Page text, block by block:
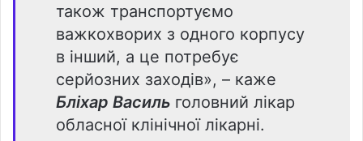
також транспортуємо
важкохворих з одного корпусу
в інший, а це потребує
серйозних заходів», – каже
Бліхар Василь головний лікар
обласної клінічної лікарні.